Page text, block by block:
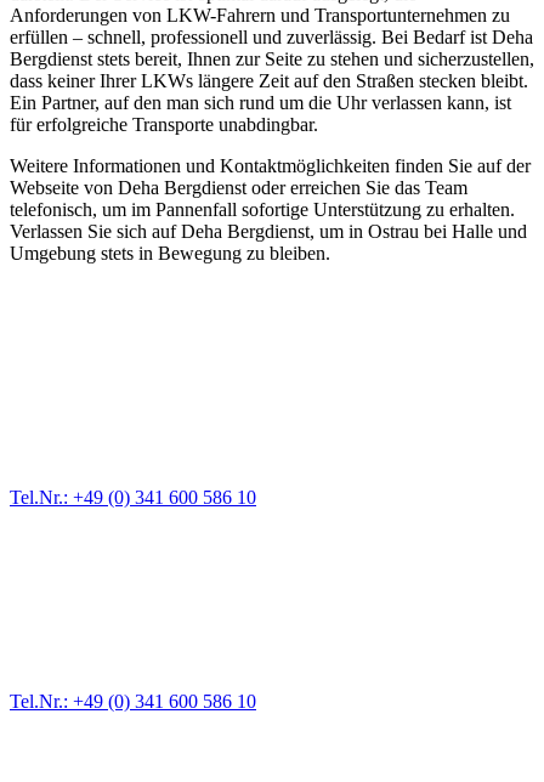
Anforderungen von LKW-Fahrern und Transportunternehmen zu
erfüllen – schnell, professionell und zuverlässig. Bei Bedarf ist Deha
Bergdienst stets bereit, Ihnen zur Seite zu stehen und sicherzustellen,
dass keiner Ihrer LKWs längere Zeit auf den Straßen stecken bleibt.
Ein Partner, auf den man sich rund um die Uhr verlassen kann, ist
für erfolgreiche Transporte unabdingbar.
Weitere Informationen und Kontaktmöglichkeiten finden Sie auf der
Webseite von Deha Bergdienst oder erreichen Sie das Team
telefonisch, um im Pannenfall sofortige Unterstützung zu erhalten.
Verlassen Sie sich auf Deha Bergdienst, um in Ostrau bei Halle und
Umgebung stets in Bewegung zu bleiben.
Tel.Nr.: +49 (0) 341 600 586 10
Tel.Nr.: +49 (0) 341 600 586 10